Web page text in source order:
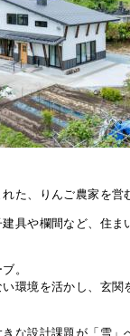
た、りんご農家を
具や欄間など、住ま
。
環境を活かし、玄
な設計課題が「雪」